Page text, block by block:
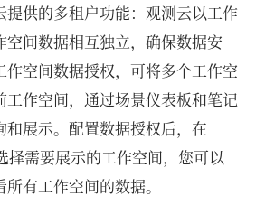
提供的多租户功能：观测云以工作
间数据相互独立，确保数据安
空间数据授权，可将多个工作空
工作空间，通过场景仪表板和笔记
和展示。配置数据授权后，在
择需要展示的工作空间，您可以
有工作空间的数据。